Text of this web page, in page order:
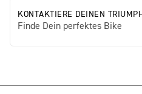
KONTAKTIERE DEINEN
Finde Dein perfektes Bike